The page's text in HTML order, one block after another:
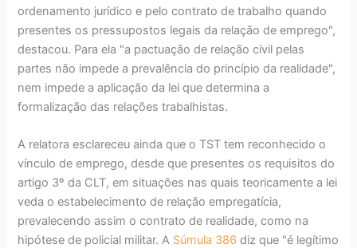
ordenamento jurídico e pelo contrato de trabalho quando
presentes os pressupostos legais da relação de emprego",
destacou. Para ela "a pactuação de relação civil pelas
partes não impede a prevalência do princípio da realidade",
nem impede a aplicação da lei que determina a
formalização das relações trabalhistas.
A relatora esclareceu ainda que o TST tem reconhecido o
vínculo de emprego, desde que presentes os requisitos do
artigo 3º da CLT, em situações nas quais teoricamente a lei
veda o estabelecimento de relação empregatícia,
prevalecendo assim o contrato de realidade, como na
hipótese de policial militar. A Súmula 386 diz que "é legítimo